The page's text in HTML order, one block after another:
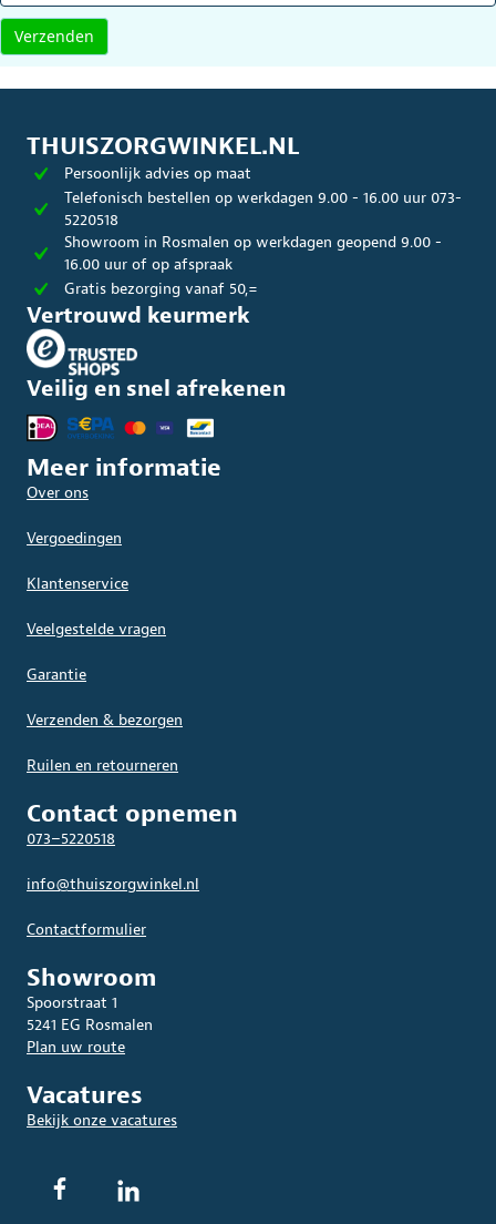
THUISZORGWINKEL.NL
Persoonlijk advies op maat
Telefonisch bestellen op werkdagen 9.00 - 16.00 uur 073-
5220518
Showroom in Rosmalen op werkdagen geopend 9.00 -
16.00 uur of op afspraak
Gratis bezorging vanaf 50,=
Vertrouwd keurmerk
Veilig en snel afrekenen
Meer informatie
Over ons
Vergoedingen
Klantenservice
Veelgestelde vragen
Garantie
Verzenden & bezorgen
Ruilen en retourneren
Contact opnemen
073–5220518
info@thuiszorgwinkel.nl
Contactformulier
Showroom
Spoorstraat 1
5241 EG Rosmalen
Plan uw route
Vacatures
Bekijk onze vacatures